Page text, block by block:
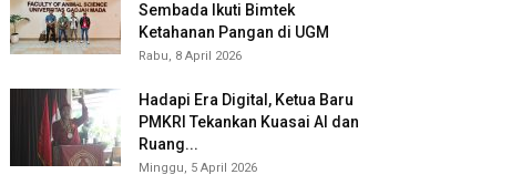
Sembada Ikuti Bimtek
Ketahanan Pangan di UGM
Rabu, 8 April 2026
Hadapi Era Digital, Ketua Baru
PMKRI Tekankan Kuasai AI dan
Ruang...
Minggu, 5 April 2026